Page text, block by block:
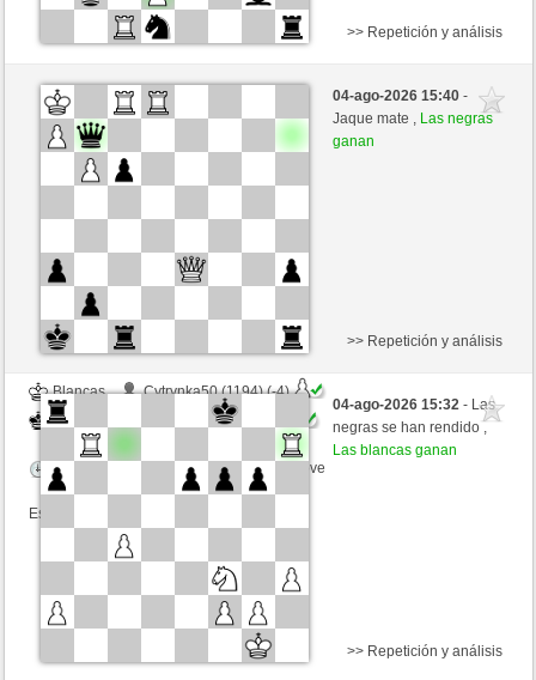
Blancas
Orech (1506) (-15)
Negras
GID1955 (1533) (+15)
Tiempo: 5 minutes/side + 8 seconds/move
>> Repetición y análisis
04-ago-2026 15:40-
Jaque mate , Las negras
ganan
Blancas
Cytrynka50 (1194) (-4)
Negras
GID1955 (1529) (+4)
Tiempo: 5 minutes/side + 8 seconds/move
Esta partida es por puntos
>> Repetición y análisis
04-ago-2026 15:32- Las
negras se han rendido ,
Las blancas ganan
>> Repetición y análisis